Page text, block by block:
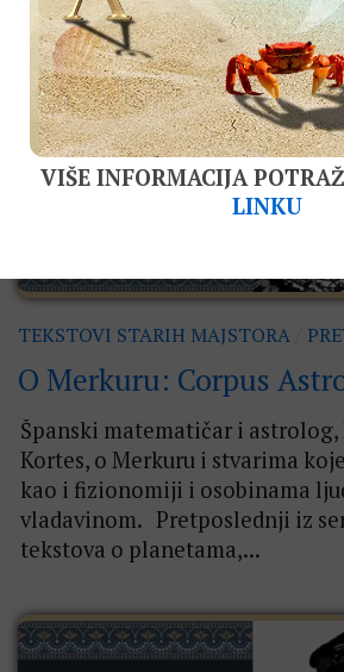
TEKSTOVI STARIH MAJSTORA
O Merkuru: Corpus
Španski matematičar i
Kortes, o Merkuru i stvarima
kao i fizionomiji i osobinama
vladavinom. Pretposlednji iz
tekstova o planetama,...
VIŠE INFORMACIJA
LINKU